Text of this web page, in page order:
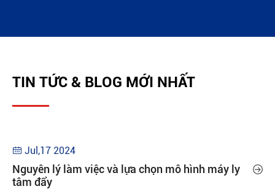
TIN TỨC & BLOG MỚI NHẤT
 Jul,17 2024
Nguyên lý làm việc và lựa chọn mô hình máy ly
tâm đẩy
